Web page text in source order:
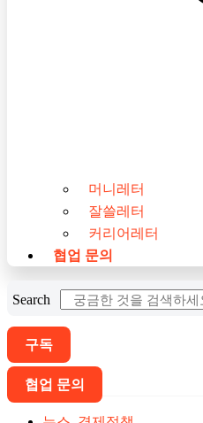
머니레터
잘쓸레터
커리어레터
협업 문의
Search
구독
협업 문의